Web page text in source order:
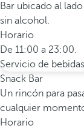
Bar ubicado al
sin alcohol.
Horario
De 11:00 a 23:00.
Servicio de
Snack Bar
Un rincón para
cualquier
Horario